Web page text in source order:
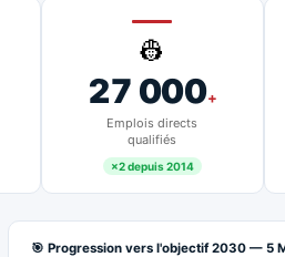
👷
27 000+
Emplois directs
qualifiés
×2 depuis 2014
🎯 Progression vers l'objectif 2030 — 5